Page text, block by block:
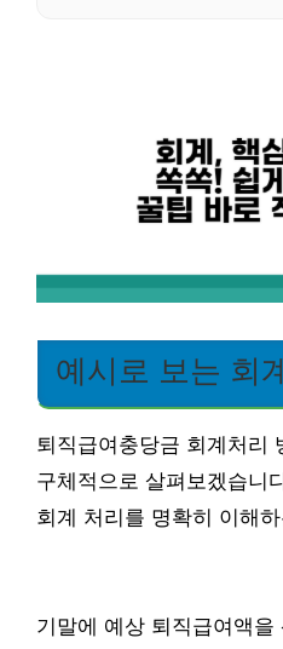
예시로 보는 회
퇴직급여충당금 회계처리
구체적으로 살펴보겠습니
회계 처리를 명확히 이해
기말에 예상 퇴직급여액